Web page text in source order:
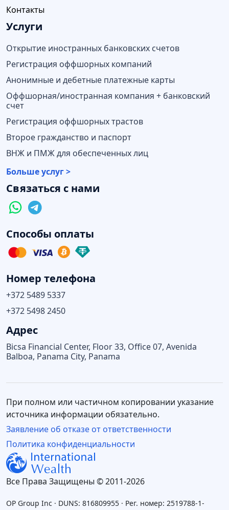
Контакты
Услуги
Открытие иностранных банковских счетов
Регистрация оффшорных компаний
Анонимные и дебетные платежные карты
Оффшорная/иностранная компания + банковский
счет
Регистрация оффшорных трастов
Второе гражданство и паспорт
ВНЖ и ПМЖ для обеспеченных лиц
Больше услуг >
Связаться с нами
Способы оплаты
Номер телефона
+372 5489 5337
+372 5498 2450
Адрес
Bicsa Financial Center, Floor 33, Office 07, Avenida
Balboa, Panama City, Panama
Все Права Защищены © 2011-2026
Политика конфиденциальности
При полном или частичном копировании указание
источника информации обязательно.
Заявление об отказе от ответственности
OP Group Inc · DUNS: 816809955 · Рег. номер: 2519788-1-